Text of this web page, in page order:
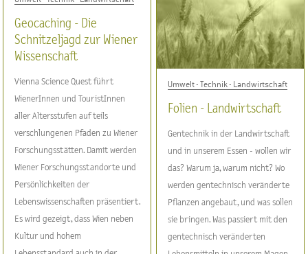
Geocaching - Die
Schnitzeljagd zur Wiener
Wissenschaft
Vienna Science Quest führt
WienerInnen und TouristInnen
aller Altersstufen auf teils
verschlungenen Pfaden zu Wiener
Forschungsstätten. Damit werden
Wiener Forschungsstandorte und
Persönlichkeiten der
Lebenswissenschaften präsentiert.
Es wird gezeigt, dass Wien neben
Kultur und hohem
Umwelt - Technik - Landwirtschaft
Folien - Landwirtschaft
Gentechnik in der Landwirtschaft
und in unserem Essen - wollen wir
das? Warum ja, warum nicht? Wo
werden gentechnisch veränderte
Pflanzen angebaut, und was sollen
sie bringen. Was passiert mit den
gentechnisch veränderten